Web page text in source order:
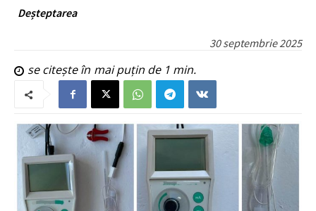
Deșteptarea
30 septembrie 2025
se citește în mai puțin de 1 min.